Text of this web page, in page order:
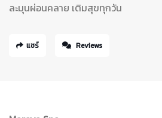
ละมุนผ่อนคลาย เติมสุขทุกวัน
แชร์ Reviews